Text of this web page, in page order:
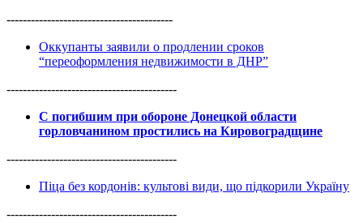
-----------------------------------------
Оккупанты заявили о продлении сроков
“переоформления недвижимости в ДНР”
------------------------------------------
С погибшим при обороне Донецкой области
горловчанином простились на Кировоградщине
------------------------------------------
Піца без кордонів: культові види, що підкорили Україну
------------------------------------------